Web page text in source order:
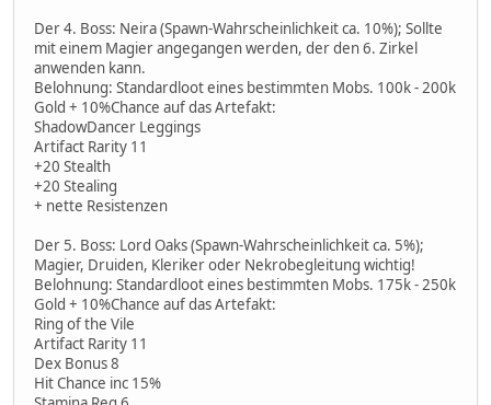
Der 4. Boss: Neira (Spawn-Wahrscheinlichkeit ca. 10%); Sollte
mit einem Magier angegangen werden, der den 6. Zirkel
anwenden kann.
Belohnung: Standardloot eines bestimmten Mobs. 100k - 200k
Gold + 10%Chance auf das Artefakt:
ShadowDancer Leggings
Artifact Rarity 11
+20 Stealth
+20 Stealing
+ nette Resistenzen
Der 5. Boss: Lord Oaks (Spawn-Wahrscheinlichkeit ca. 5%);
Magier, Druiden, Kleriker oder Nekrobegleitung wichtig!
Belohnung: Standardloot eines bestimmten Mobs. 175k - 250k
Gold + 10%Chance auf das Artefakt:
Ring of the Vile
Artifact Rarity 11
Dex Bonus 8
Hit Chance inc 15%